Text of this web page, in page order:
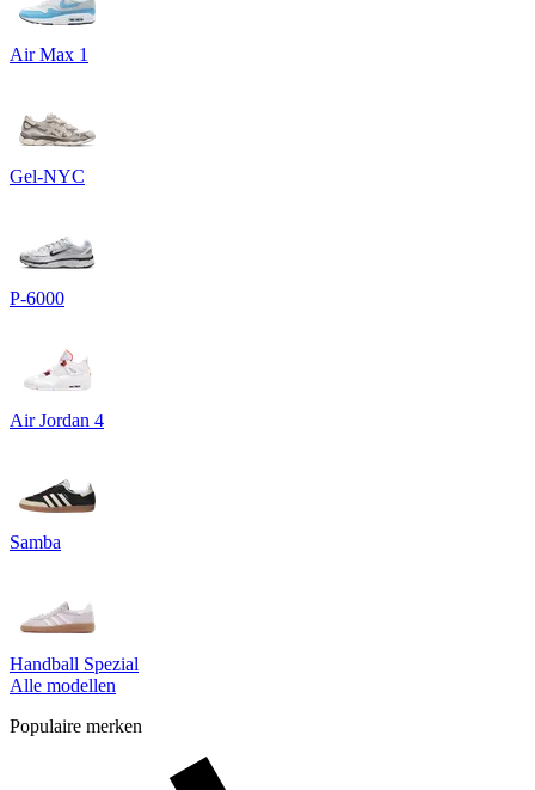
Air Max 1
Gel-NYC
P-6000
Air Jordan 4
Samba
Handball Spezial
Alle modellen
Populaire merken